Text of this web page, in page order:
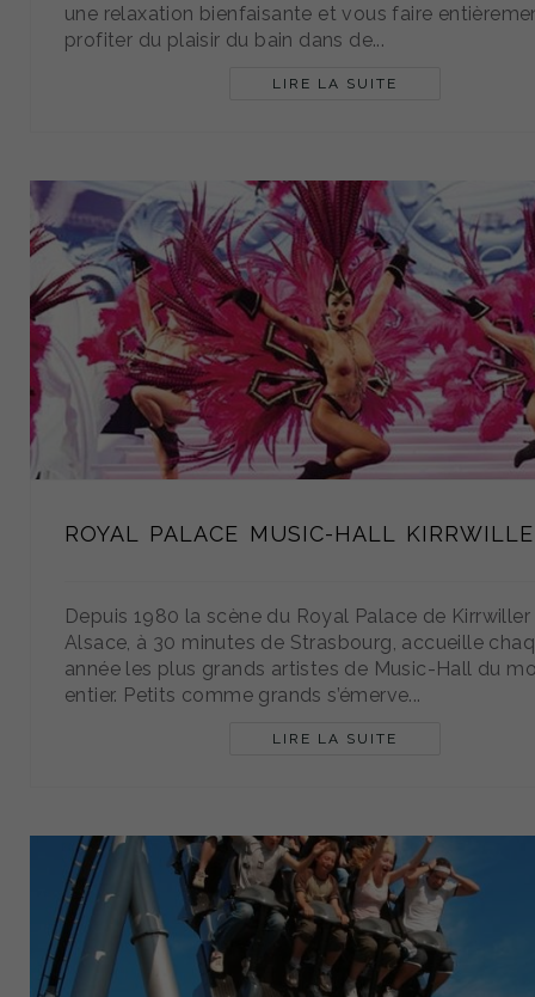
une relaxation bienfaisante et vous faire
profiter du plaisir du bain dans de...
LIRE LA SUITE
ROYAL PALACE MUSIC-HALL
Depuis 1980 la scène du Royal Palace de Kirrwiller
Alsace, à 30 minutes de Strasbourg, accueille
année les plus grands artistes de Music-Hall du
entier. Petits comme grands s’émerve...
LIRE LA SUITE